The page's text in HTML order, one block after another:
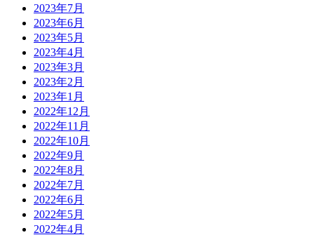
2023年7月
2023年6月
2023年5月
2023年4月
2023年3月
2023年2月
2023年1月
2022年12月
2022年11月
2022年10月
2022年9月
2022年8月
2022年7月
2022年6月
2022年5月
2022年4月